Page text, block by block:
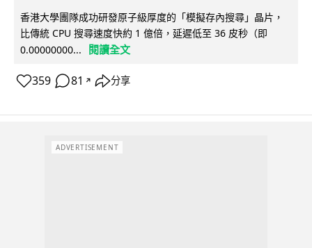
香港大學團隊成功研發原子級厚度的「模擬存內搜尋」晶片，
比傳統 CPU 搜尋速度快約 1 億倍，延遲低至 36 皮秒（即
0.00000000...
閱讀全文
359 81 ↗ 分享
ADVERTISEMENT